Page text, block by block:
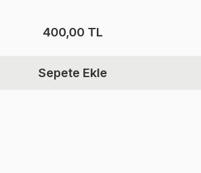
400,00 TL
Sepete Ekle